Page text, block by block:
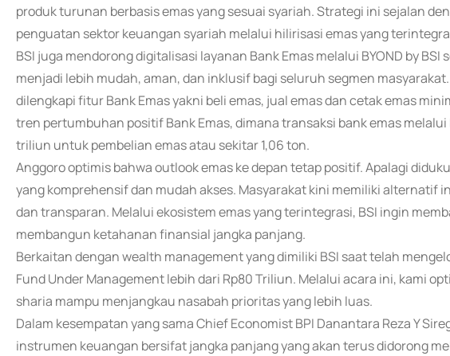
produk turunan berbasis emas yang sesuai syariah. Strategi ini sejalan
penguatan sektor keuangan syariah melalui hilirisasi emas yang
BSI juga mendorong digitalisasi layanan Bank Emas melalui BYOND by
menjadi lebih mudah, aman, dan inklusif bagi seluruh segmen
dilengkapi fitur Bank Emas yakni beli emas, jual emas dan cetak emas
tren pertumbuhan positif Bank Emas, dimana transaksi bank emas melalui
triliun untuk pembelian emas atau sekitar 1,06 ton.
Anggoro optimis bahwa outlook emas ke depan tetap positif. Apalagi
yang komprehensif dan mudah akses. Masyarakat kini memiliki alternatif
dan transparan. Melalui ekosistem emas yang terintegrasi, BSI ingin
membangun ketahanan finansial jangka panjang.
Berkaitan dengan wealth management yang dimiliki BSI saat telah
Fund Under Management lebih dari Rp80 Triliun. Melalui acara ini, kami
sharia mampu menjangkau nasabah prioritas yang lebih luas.
Dalam kesempatan yang sama Chief Economist BPI Danantara Reza Y
instrumen keuangan bersifat jangka panjang yang akan terus didorong